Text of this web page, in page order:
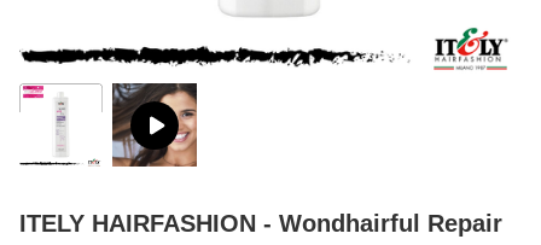
ITELY HAIRFASHION - Wondhairful Repair